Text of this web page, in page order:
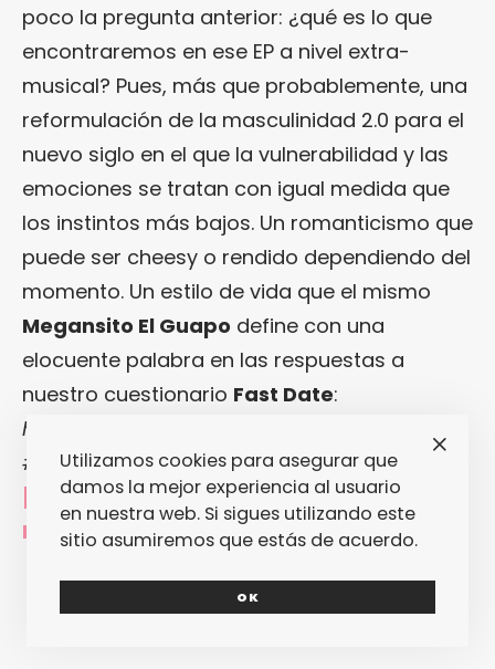
poco la pregunta anterior: ¿qué es lo que
encontraremos en ese EP a nivel extra-
musical? Pues, más que probablemente, una
reformulación de la masculinidad 2.0 para el
nuevo siglo en el que la vulnerabilidad y las
emociones se tratan con igual medida que
los instintos más bajos. Un romanticismo que
puede ser cheesy o rendido dependiendo del
momento. Un estilo de vida que el mismo
Megansito El Guapo define con una
elocuente palabra en las respuestas a
nuestro cuestionario Fast Date:
homiesexual
#lifegoalen pleno año 2019. Hemos dicho.
[Más información enel Instagram de
Megansito El Guapo]
Utilizamos cookies para asegurar que
damos la mejor experiencia al usuario
en nuestra web. Si sigues utilizando este
sitio asumiremos que estás de acuerdo.
OK